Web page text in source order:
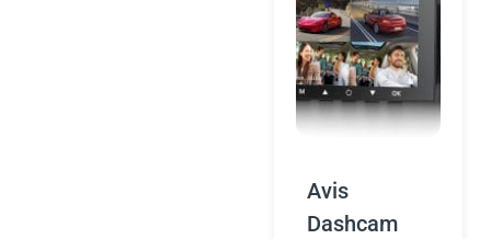
Avis
Dashcam